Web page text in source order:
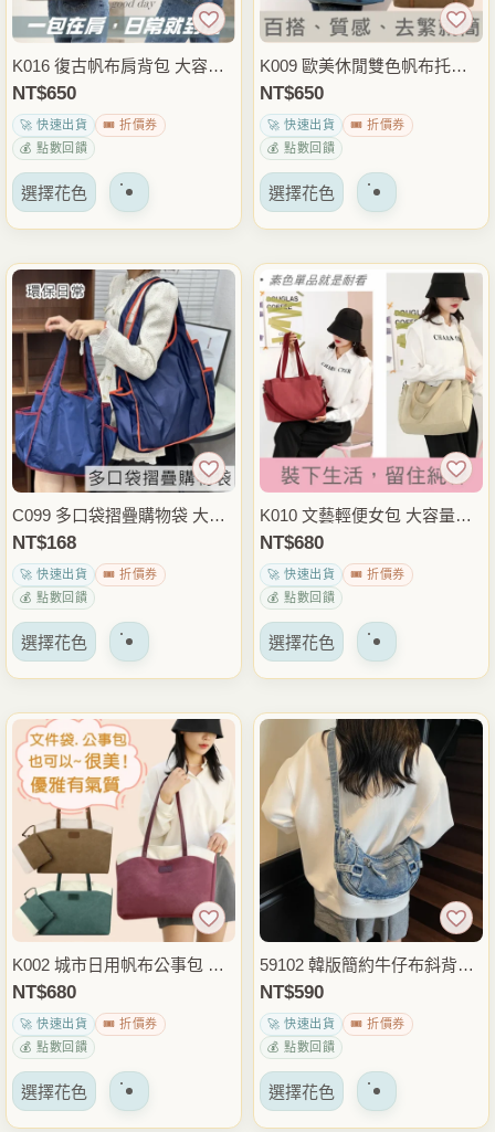
產
頁
上
擇
產
頁
上
擇
K016 復古帆布肩背包 大容量
托特包 休閒手提包 通勤上課
外出收納包 雨朵防水包
NT$650
🚀 快速出貨
🎟️ 折價券
💰 點數回饋
選擇花色 該
有
多
種
變
體。
可
以
在
產
頁
上
擇
K009 歐美休閒雙色帆布托特
包 肩背包 大容量手提包 日常
通勤外出穿搭包 雨朵防水包
NT$650
🚀 快速出貨
🎟️ 折價券
💰 點數回饋
選擇花色 該
有
多
種
變
體。
可
以
在
產
頁
上
擇
C099 多口袋摺疊購物袋 大容
量環保買菜袋 分類收納手提袋
外出購物旅行收納包
NT$168
🚀 快速出貨
🎟️ 折價券
💰 點數回饋
選擇花色 該
有
多
種
變
可
以
在
產
頁
上
擇
K010 文藝輕便女包 大容量帆
布包 媽媽包 肩背斜背兩用包
休閒側背包 外出上課通勤包
NT$680
🚀 快速出貨
🎟️ 折價券
💰 點數回饋
選擇花色 該
有
多
種
變
體。
可
以
在
產
頁
上
擇
K002 城市日用帆布公事包 手
提肩背兩用包 休閒托特包 上
班上課通勤文件包
NT$680
🚀 快速出貨
🎟️ 折價券
💰 點數回饋
選擇花色 該
59102 韓版簡約牛仔布斜背包
休閒側背包 輕便小包 日常外
出穿搭包
NT$590
🚀 快速出貨
🎟️ 折價券
💰 點數回饋
選擇花色 該